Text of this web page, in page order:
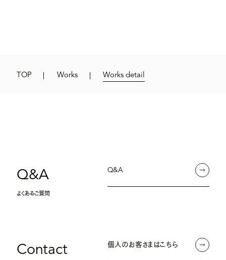
TOP Works Works detail
Q&A
よくあるご質問
Q&A
Contact 個人のお客さまはこちら